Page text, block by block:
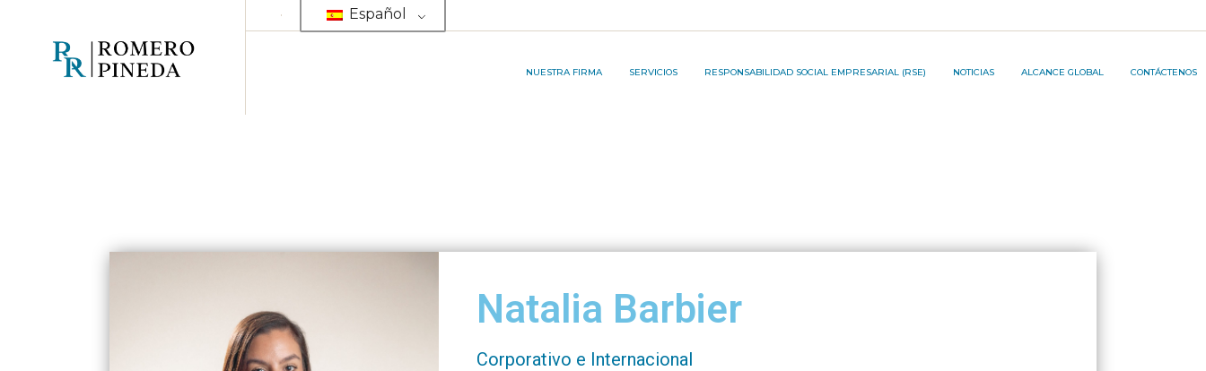
Español
NUESTRA FIRMA SERVICIOS RESPONSABILIDAD SOCIAL EMPRESARIAL (RSE) NOTICIAS ALCANCE GLOBAL CONTÁCTENOS
NUESTRO EQUIPOÁREA DE SERVICIOSRP&A INNOVATION PROJECT ®️
Natalia Barbier
Corporativo e Internacional